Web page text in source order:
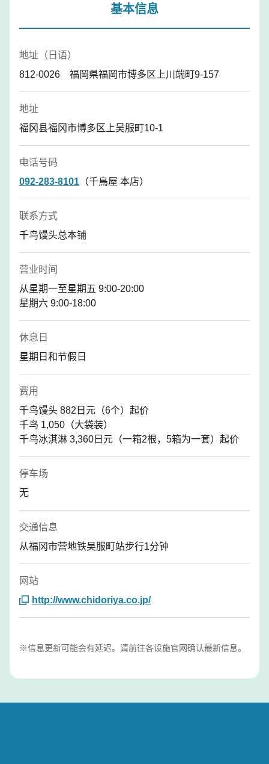
基本信息
地址（日语）
812-0026 福岡県福岡市博多区上川端町9-157
地址
福冈县福冈市博多区上吴服町10-1
电话号码
092-283-8101 （千鳥屋 本店）
联系方式
千鸟馒头总本铺
营业时间
从星期一至星期五 9:00-20:00
星期六 9:00-18:00
休息日
星期日和节假日
费用
千鸟馒头 882日元（6个）起价
千鸟 1,050（大袋装）
千鸟冰淇淋 3,360日元（一箱2根，5箱为一套）起价
停车场
无
交通信息
从福冈市营地铁吴服町站步行1分钟
网站
http://www.chidoriya.co.jp/
※信息更新可能会有延迟。请前往各设施官网确认最新信息。